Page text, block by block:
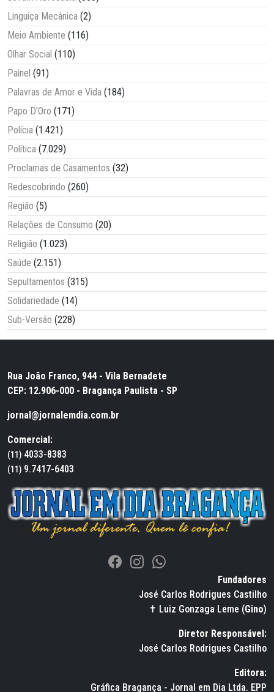
Linguiça Mecânica (2)
Meio Ambiente (116)
Olhar Social (110)
Painel (91)
Palavras de Amor e Vida (184)
Papo D'Oro (171)
Polícia (1.421)
Política (7.029)
Proclamas de Casamentos (32)
Redescobrindo (260)
Região (5)
Relações de Consumo (20)
Religião (1.023)
Saúde (2.151)
Sepultamentos (315)
Solidariedade (14)
Sub-Versão (228)
Rua João Franco, 944 - Vila Bernadete
CEP: 12.906-000 - Bragança Paulista - SP
jornal@jornalemdia.com.br
Comercial:
(11) 4033-8383
(11) 9.7417-6403
Fundadores
José Carlos Rodrigues Castilho
✝ Luiz Gonzaga Leme (Gino)
Diretor Responsável:
José Carlos Rodrigues Castilho
Editora:
Gráfica Bragança - Jornal em Dia Ltda. EPP